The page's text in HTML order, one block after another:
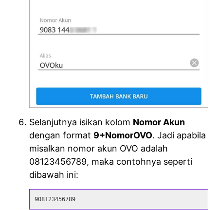
Selanjutnya isikan kolom Nomor Akun
dengan format 9+NomorOVO. Jadi apabila
misalkan nomor akun OVO adalah
08123456789, maka contohnya seperti
dibawah ini:
908123456789